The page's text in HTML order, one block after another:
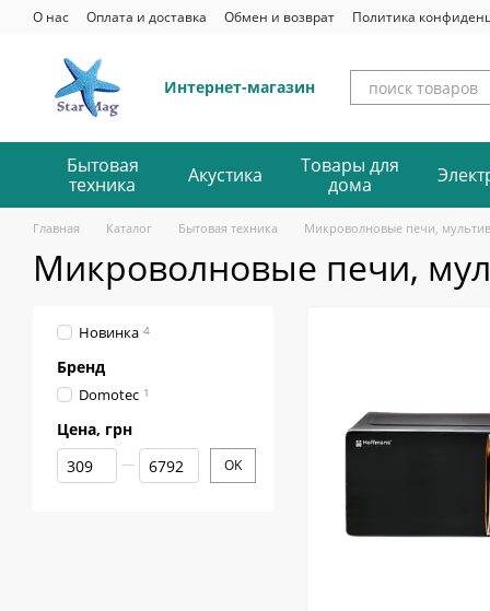
Перейти к основному контенту
О нас Оплата и доставка Обмен и возврат Политика
Интернет-магазин
Бытовая
техника
Акустика
Товары для
дома
Главная Каталог Бытовая техника Микроволновые печи,
Микроволновые печи,
Новинка 4
Бренд
Domotec 1
Цена, грн
От Цена, грн
До Цена, грн OK